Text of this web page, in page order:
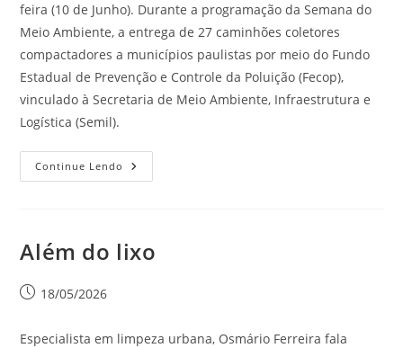
feira (10 de Junho). Durante a programação da Semana do
Meio Ambiente, a entrega de 27 caminhões coletores
compactadores a municípios paulistas por meio do Fundo
Estadual de Prevenção e Controle da Poluição (Fecop),
vinculado à Secretaria de Meio Ambiente, Infraestrutura e
Logística (Semil).
Continue Lendo
Além do lixo
18/05/2026
Especialista em limpeza urbana, Osmário Ferreira fala